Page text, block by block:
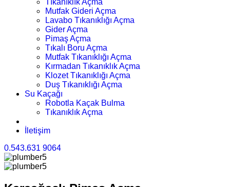
Tıkanıklık Açma
Mutfak Gideri Açma
Lavabo Tıkanıklığı Açma
Gider Açma
Pimaş Açma
Tıkalı Boru Açma
Mutfak Tıkanıklığı Açma
Kırmadan Tıkanıklık Açma
Klozet Tıkanıklığı Açma
Duş Tıkanıklığı Açma
Su Kaçağı
Robotla Kaçak Bulma
Tıkanıklık Açma
İletişim
0.543.631 9064